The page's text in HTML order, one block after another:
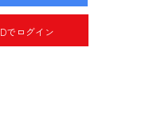
でログイン